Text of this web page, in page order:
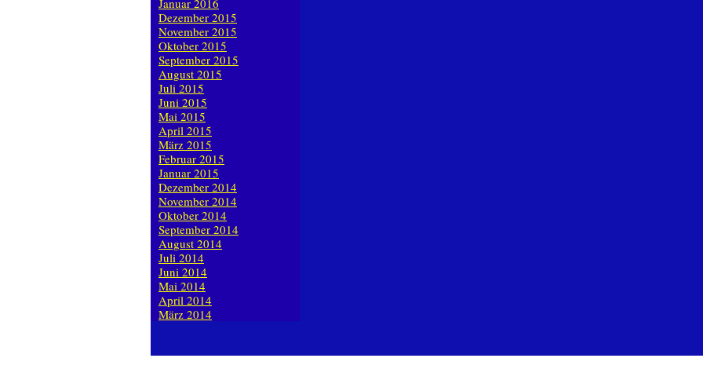
Januar 2016
Dezember 2015
November 2015
Oktober 2015
September 2015
August 2015
Juli 2015
Juni 2015
Mai 2015
April 2015
März 2015
Februar 2015
Januar 2015
Dezember 2014
November 2014
Oktober 2014
September 2014
August 2014
Juli 2014
Juni 2014
Mai 2014
April 2014
März 2014